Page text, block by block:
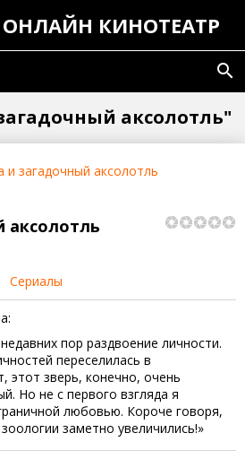
КИНОТЕАТР
search
аксолотль"
и загадочный аксолотль
аксолотль
Сериалы
:
пор раздвоение личности.
переселилась в
этот зверь, конечно, очень
Но не с первого взгляда я
любовью. Короче говоря,
заметно увеличились!»